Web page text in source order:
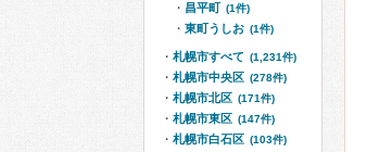
昌平町 (1件)
東町うしお (1件)
札幌市すべて (1,231件)
札幌市中央区 (278件)
札幌市北区 (171件)
札幌市東区 (147件)
札幌市白石区 (103件)